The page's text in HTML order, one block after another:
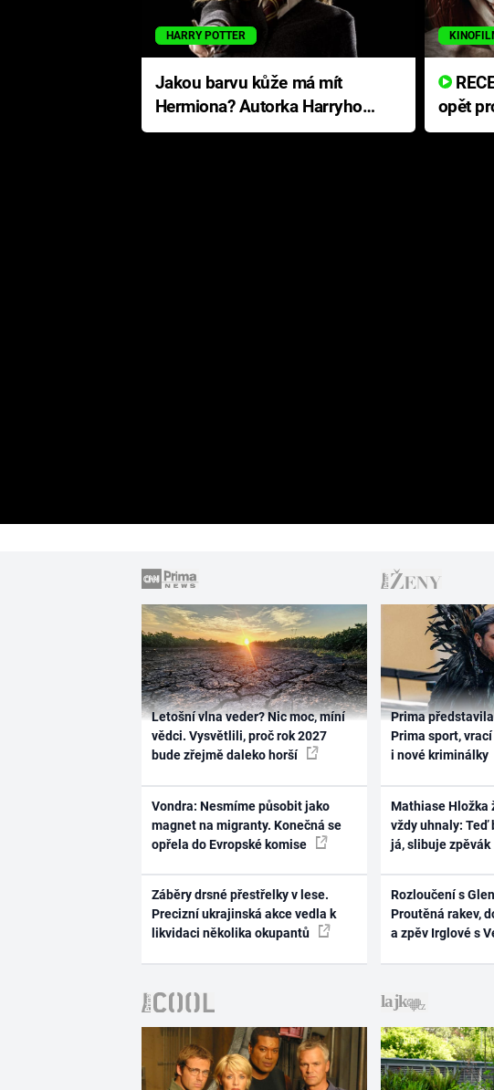
HARRY POTTER
Jakou barvu kůže má mít
Hermiona? Autorka Harryho
Pottera přišla s ráznou
RECENZE: Smrtelné zlo se
opět
Letošní vlna veder? Nic moc, míní
vědci. Vysvětlili, proč rok 2027
bude zřejmě daleko horší
Vondra: Nesmíme působit jako
magnet na migranty. Konečná se
opřela do Evropské komise
Záběry drsné přestřelky v lese.
Precizní ukrajinská akce vedla k
likvidaci několika okupantů
Prima
Prima sport,
i nové kriminálky
Mathiase Hložka
vždy uhnaly:
já, slibuje zpěvák
Rozloučení s
Proutěná rakev,
a zpěv Irglové s